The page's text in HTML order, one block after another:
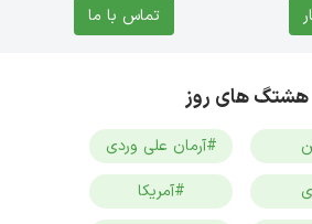
تماس با ما
هشتگ های روز
#آرمان علی وردی
#آمریکا